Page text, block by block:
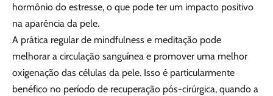
hormônio do estresse, o que pode ter um impacto positivo
na aparência da pele.
A prática regular de mindfulness e meditação pode
melhorar a circulação sanguínea e promover uma melhor
oxigenação das células da pele. Isso é particularmente
benéfico no período de recuperação pós-cirúrgica, quando a